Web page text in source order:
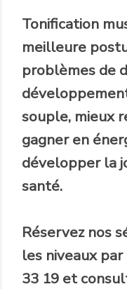
Tonification
meilleure
problèmes de
souple, mieux
gagner en
développer la
santé.
Réservez nos
les niveaux
33 19 et